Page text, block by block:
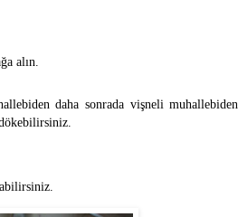
alın.
daha sonrada vişneli muhallebiden